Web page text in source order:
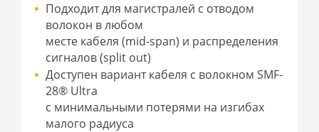
Подходит для магистралей с отводом
волокон в любом
месте кабеля (mid-span) и распределения
сигналов (split out)
Доступен вариант кабеля с волокном SMF-
28® Ultra
с минимальными потерями на изгибах
малого радиуса